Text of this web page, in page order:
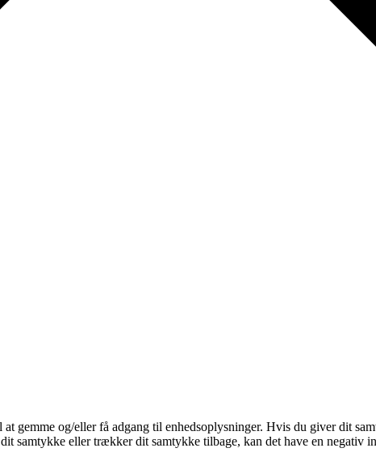
gemme og/eller få adgang til enhedsoplysninger. Hvis du giver dit
samtykke eller trækker dit samtykke tilbage, kan det have en negativ